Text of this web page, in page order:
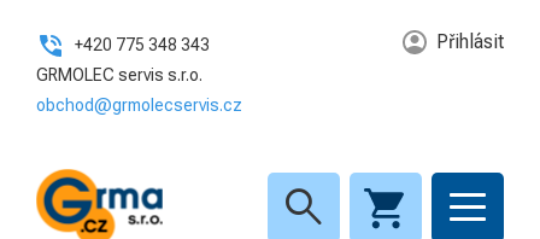
+420 775 348 343
GRMOLEC servis s.r.o.
obchod@grmolecservis.cz
Přihlásit
search
KATEGORIE
Zahrada
3
Pracovní oděvy a ochranné
8
Elektroinstalační materiál a